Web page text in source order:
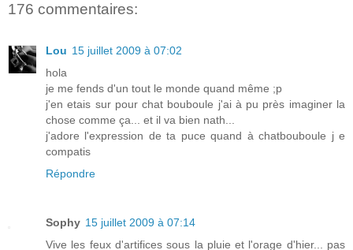
176 commentaires:
Lou 15 juillet 2009 à 07:02
hola
je me fends d'un tout le monde quand même ;p
j'en etais sur pour chat bouboule j'ai à pu près imaginer la
chose comme ça... et il va bien nath...
j'adore l'expression de ta puce quand à chatbouboule j e
compatis
Répondre
Sophy 15 juillet 2009 à 07:14
Vive les feux d'artifices sous la pluie et l'orage d'hier... pas